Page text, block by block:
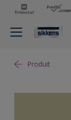
Produit